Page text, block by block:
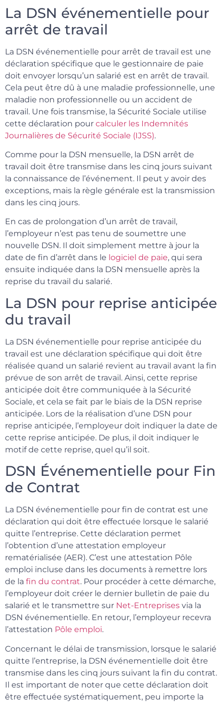
La DSN événementielle pour
arrêt de travail
La DSN événementielle pour arrêt de travail est une
déclaration spécifique que le gestionnaire de paie
doit envoyer lorsqu’un salarié est en arrêt de travail.
Cela peut être dû à une maladie professionnelle, une
maladie non professionnelle ou un accident de
travail. Une fois transmise, la Sécurité Sociale utilise
cette déclaration pour calculer les Indemnités
Journalières de Sécurité Sociale (IJSS).
Comme pour la DSN mensuelle, la DSN arrêt de
travail doit être transmise dans les cinq jours suivant
la connaissance de l’événement. Il peut y avoir des
exceptions, mais la règle générale est la transmission
dans les cinq jours.
En cas de prolongation d’un arrêt de travail,
l’employeur n’est pas tenu de soumettre une
nouvelle DSN. Il doit simplement mettre à jour la
date de fin d’arrêt dans le logiciel de paie, qui sera
ensuite indiquée dans la DSN mensuelle après la
reprise du travail du salarié.
La DSN pour reprise anticipée
du travail
La DSN événementielle pour reprise anticipée du
travail est une déclaration spécifique qui doit être
réalisée quand un salarié revient au travail avant la fin
prévue de son arrêt de travail. Ainsi, cette reprise
anticipée doit être communiquée à la Sécurité
Sociale, et cela se fait par le biais de la DSN reprise
anticipée. Lors de la réalisation d’une DSN pour
reprise anticipée, l’employeur doit indiquer la date de
cette reprise anticipée. De plus, il doit indiquer le
motif de cette reprise, quel qu’il soit.
DSN Événementielle pour Fin
de Contrat
La DSN événementielle pour fin de contrat est une
déclaration qui doit être effectuée lorsque le salarié
quitte l’entreprise. Cette déclaration permet
l’obtention d’une attestation employeur
rematérialisée (AER). C’est une attestation Pôle
emploi incluse dans les documents à remettre lors
de la fin du contrat. Pour procéder à cette démarche,
l’employeur doit créer le dernier bulletin de paie du
salarié et le transmettre sur Net-Entreprises via la
DSN événementielle. En retour, l’employeur recevra
l’attestation Pôle emploi.
Concernant le délai de transmission, lorsque le salarié
quitte l’entreprise, la DSN événementielle doit être
transmise dans les cinq jours suivant la fin du contrat.
Il est important de noter que cette déclaration doit
être effectuée systématiquement, peu importe la